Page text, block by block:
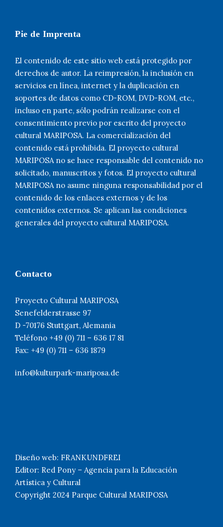
Pie de Imprenta
El contenido de este sitio web está protegido por
derechos de autor. La reimpresión, la inclusión en
servicios en línea, internet y la duplicación en
soportes de datos como CD-ROM, DVD-ROM, etc.,
incluso en parte, sólo podrán realizarse con el
consentimiento previo por escrito del proyecto
cultural MARIPOSA. La comercialización del
contenido está prohibida. El proyecto cultural
MARIPOSA no se hace responsable del contenido no
solicitado, manuscritos y fotos. El proyecto cultural
MARIPOSA no asume ninguna responsabilidad por el
contenido de los enlaces externos y de los
contenidos externos. Se aplican las condiciones
generales del proyecto cultural MARIPOSA.
Contacto
Proyecto Cultural MARIPOSA
Senefelderstrasse 97
D -70176 Stuttgart, Alemania
Teléfono +49 (0) 711 – 636 17 81
Fax: +49 (0) 711 – 636 1879
info@kulturpark-mariposa.de
Diseño web: FRANKUNDFREI
Editor: Red Pony – Agencia para la Educación
Artística y Cultural
Copyright 2024 Parque Cultural MARIPOSA